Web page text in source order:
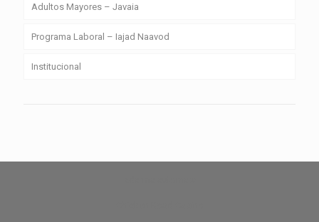
Adultos Mayores – Javaia
Programa Laboral – Iajad Naavod
Institucional